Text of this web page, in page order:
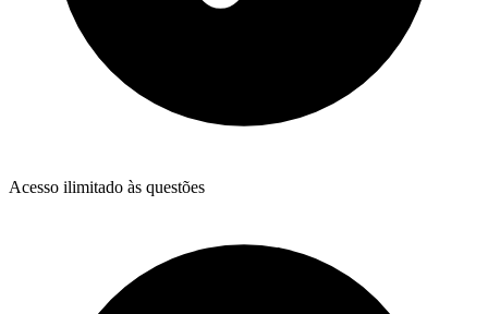
Acesso ilimitado às questões